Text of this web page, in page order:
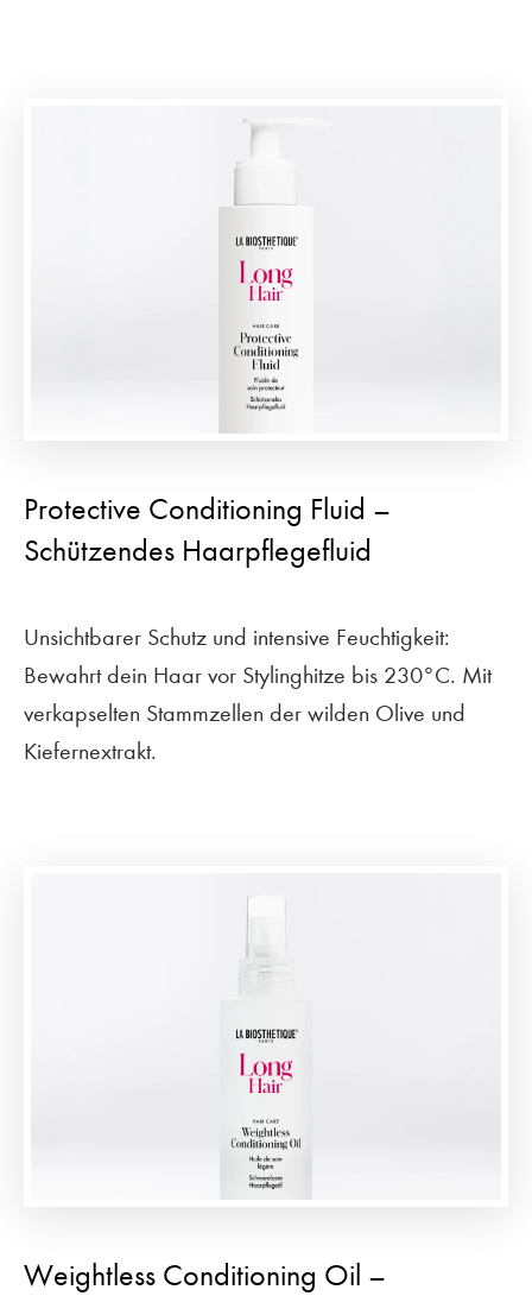
Protective Conditioning Fluid –
Schützendes Haarpflegefluid
Unsichtbarer Schutz und intensive Feuchtigkeit:
Bewahrt dein Haar vor Stylinghitze bis 230°C. Mit
verkapselten Stammzellen der wilden Olive und
Kiefernextrakt.
Weightless Conditioning Oil –